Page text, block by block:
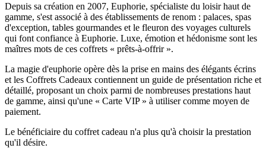
Depuis sa création en 2007, Euphorie, spécialiste du loisir haut de
gamme, s'est associé à des établissements de renom : palaces, spas
d'exception, tables gourmandes et le fleuron des voyages culturels
qui font confiance à Euphorie. Luxe, émotion et hédonisme sont les
maîtres mots de ces coffrets « prêts-à-offrir ».
La magie d'euphorie opère dès la prise en mains des élégants écrins
et les Coffrets Cadeaux contiennent un guide de présentation riche et
détaillé, proposant un choix parmi de nombreuses prestations haut
de gamme, ainsi qu'une « Carte VIP » à utiliser comme moyen de
paiement.
Le bénéficiaire du coffret cadeau n'a plus qu'à choisir la prestation
qu'il désire.